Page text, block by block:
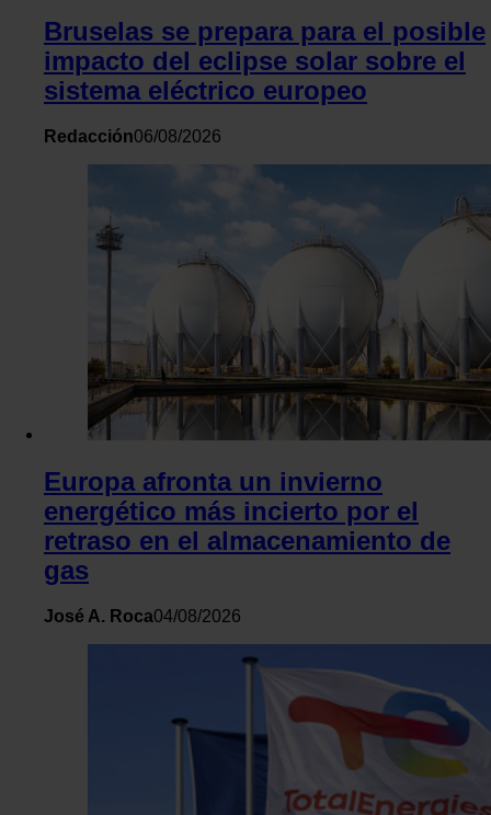
Bruselas se prepara para el posible
impacto del eclipse solar sobre el
sistema eléctrico europeo
Redacción06/08/2026
Europa afronta un invierno
energético más incierto por el
retraso en el almacenamiento de
gas
José A. Roca04/08/2026